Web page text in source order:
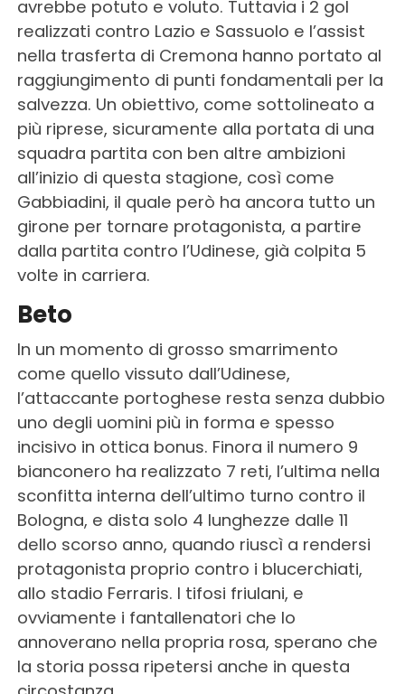
avrebbe potuto e voluto. Tuttavia i 2 gol
realizzati contro Lazio e Sassuolo e l’assist
nella trasferta di Cremona hanno portato al
raggiungimento di punti fondamentali per la
salvezza. Un obiettivo, come sottolineato a
più riprese, sicuramente alla portata di una
squadra partita con ben altre ambizioni
all’inizio di questa stagione, così come
Gabbiadini, il quale però ha ancora tutto un
girone per tornare protagonista, a partire
dalla partita contro l’Udinese, già colpita 5
volte in carriera.
Beto
In un momento di grosso smarrimento
come quello vissuto dall’Udinese,
l’attaccante portoghese resta senza dubbio
uno degli uomini più in forma e spesso
incisivo in ottica bonus. Finora il numero 9
bianconero ha realizzato 7 reti, l’ultima nella
sconfitta interna dell’ultimo turno contro il
Bologna, e dista solo 4 lunghezze dalle 11
dello scorso anno, quando riuscì a rendersi
protagonista proprio contro i blucerchiati,
allo stadio Ferraris. I tifosi friulani, e
ovviamente i fantallenatori che lo
annoverano nella propria rosa, sperano che
la storia possa ripetersi anche in questa